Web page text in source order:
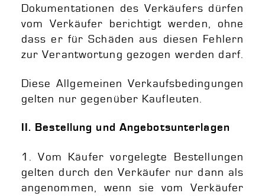
Dokumentationen des Verkäufers dürfen
vom Verkäufer berichtigt werden, ohne
dass er für Schäden aus diesen Fehlern
zur Verantwortung gezogen werden darf.
Diese Allgemeinen Verkaufsbedingungen
gelten nur gegenüber Kaufleuten.
II. Bestellung und Angebotsunterlagen
1. Vom Käufer vorgelegte Bestellungen
gelten durch den Verkäufer nur dann als
angenommen, wenn sie vom Verkäufer